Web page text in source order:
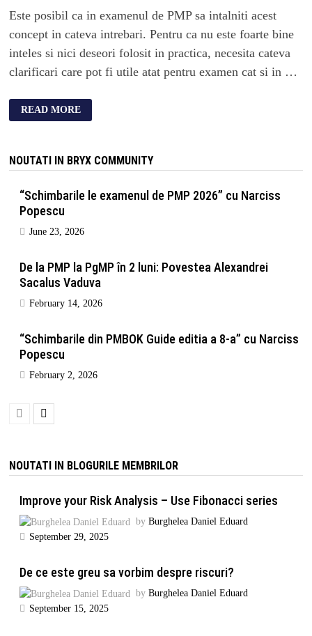
Este posibil ca in examenul de PMP sa intalniti acest
concept in cateva intrebari. Pentru ca nu este foarte bine
inteles si nici deseori folosit in practica, necesita cateva
clarificari care pot fi utile atat pentru examen cat si in …
READ MORE
NOUTATI IN BRYX COMMUNITY
“Schimbarile le examenul de PMP 2026” cu Narciss
Popescu
June 23, 2026
De la PMP la PgMP în 2 luni: Povestea Alexandrei
Sacalus Vaduva
February 14, 2026
“Schimbarile din PMBOK Guide editia a 8-a” cu Narciss
Popescu
February 2, 2026
NOUTATI IN BLOGURILE MEMBRILOR
Improve your Risk Analysis – Use Fibonacci series
by Burghelea Daniel Eduard
September 29, 2025
De ce este greu sa vorbim despre riscuri?
by Burghelea Daniel Eduard
September 15, 2025